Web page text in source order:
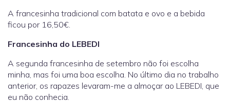
A francesinha tradicional com batata e ovo e a bebida
ficou por 16,50€.
Francesinha do LEBEDI
A segunda francesinha de setembro não foi escolha
minha, mas foi uma boa escolha. No último dia no trabalho
anterior, os rapazes levaram-me a almoçar ao LEBEDI, que
eu não conhecia.